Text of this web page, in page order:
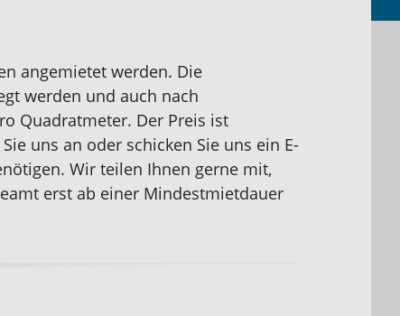
angemietet werden. Die
werden und auch nach
Quadratmeter. Der Preis ist
uns an oder schicken Sie uns ein E-
Wir teilen Ihnen gerne mit,
erst ab einer Mindestmietdauer